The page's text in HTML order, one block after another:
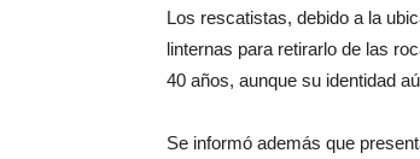
Los rescatistas, debido a la
linternas para retirarlo de las
40 años, aunque su identidad
Se informó además que